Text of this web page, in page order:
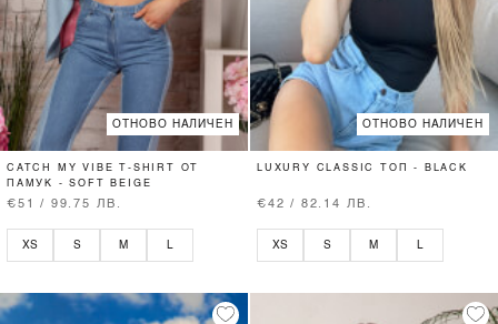
ОТНОВО НАЛИЧЕН
CATCH MY VIBE T-SHIRT ОТ
ПАМУК - SOFT BEIGE
€51 / 99.75 ЛВ.
XS S M
ОТНОВО НАЛИЧЕН
LUXURY CLASSIC ТОП - BLACK
€42 / 82.14 ЛВ.
XS S M